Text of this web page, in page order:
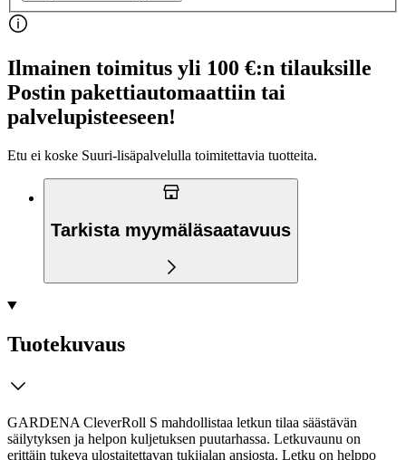
Ilmainen toimitus yli 100 €:n tilauksille
Postin pakettiautomaattiin tai
palvelupisteeseen!
Etu ei koske Suuri‑lisäpalvelulla toimitettavia tuotteita.
Tarkista myymäläsaatavuus
Tuotekuvaus
GARDENA CleverRoll S mahdollistaa letkun tilaa säästävän
säilytyksen ja helpon kuljetuksen puutarhassa. Letkuvaunu on
erittäin tukeva ulostaitettavan tukijalan ansiosta. Letku on helppo